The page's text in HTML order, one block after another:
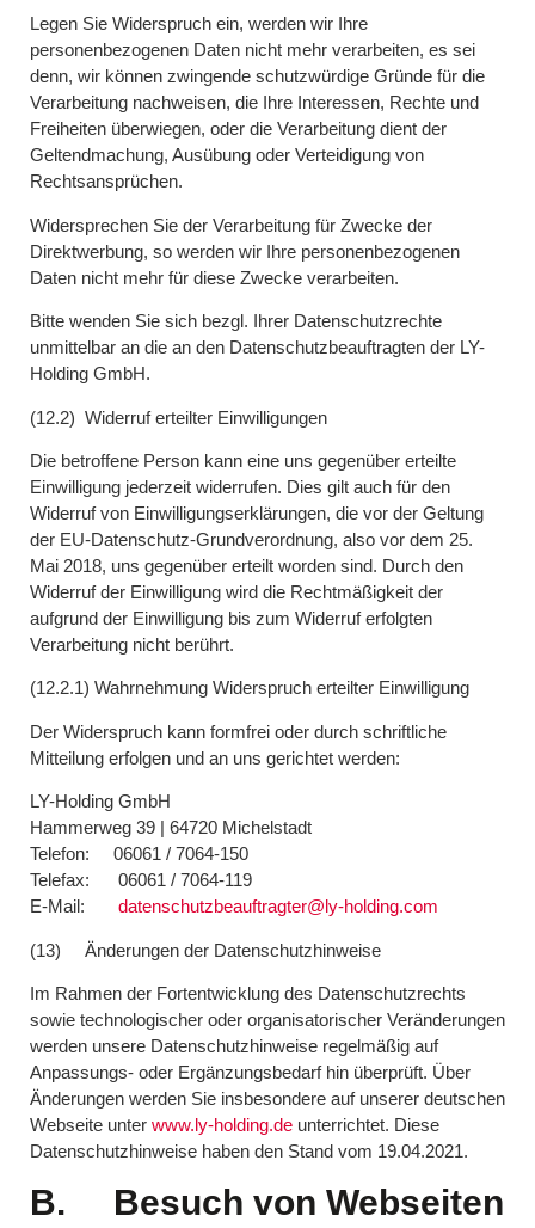
Legen Sie Widerspruch ein, werden wir Ihre
personenbezogenen Daten nicht mehr verarbeiten, es sei
denn, wir können zwingende schutzwürdige Gründe für die
Verarbeitung nachweisen, die Ihre Interessen, Rechte und
Freiheiten überwiegen, oder die Verarbeitung dient der
Geltendmachung, Ausübung oder Verteidigung von
Rechtsansprüchen.
Widersprechen Sie der Verarbeitung für Zwecke der
Direktwerbung, so werden wir Ihre personenbezogenen
Daten nicht mehr für diese Zwecke verarbeiten.
Bitte wenden Sie sich bezgl. Ihrer Datenschutzrechte
unmittelbar an die an den Datenschutzbeauftragten der LY-
Holding GmbH.
(12.2) Widerruf erteilter Einwilligungen
Die betroffene Person kann eine uns gegenüber erteilte
Einwilligung jederzeit widerrufen. Dies gilt auch für den
Widerruf von Einwilligungserklärungen, die vor der Geltung
der EU-Datenschutz-Grundverordnung, also vor dem 25.
Mai 2018, uns gegenüber erteilt worden sind. Durch den
Widerruf der Einwilligung wird die Rechtmäßigkeit der
aufgrund der Einwilligung bis zum Widerruf erfolgten
Verarbeitung nicht berührt.
(12.2.1) Wahrnehmung Widerspruch erteilter Einwilligung
Der Widerspruch kann formfrei oder durch schriftliche
Mitteilung erfolgen und an uns gerichtet werden:
LY-Holding GmbH
Hammerweg 39 | 64720 Michelstadt
Telefon: 06061 / 7064-150
Telefax: 06061 / 7064-119
E-Mail: datenschutzbeauftragter@ly-holding.com
(13) Änderungen der Datenschutzhinweise
Im Rahmen der Fortentwicklung des Datenschutzrechts
sowie technologischer oder organisatorischer Veränderungen
werden unsere Datenschutzhinweise regelmäßig auf
Anpassungs- oder Ergänzungsbedarf hin überprüft. Über
Änderungen werden Sie insbesondere auf unserer deutschen
Webseite unter www.ly-holding.de unterrichtet. Diese
Datenschutzhinweise haben den Stand vom 19.04.2021.
B. Besuch von Webseiten